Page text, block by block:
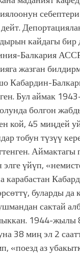
кайдагы
Балкария
жазган
Кабардин-
Бул аймак
болгон
кой, 45 миңдей
тобун түзүү
үйүп,
буларды
сактай
1944-жылы
38 миң эл 2
«поезд аз